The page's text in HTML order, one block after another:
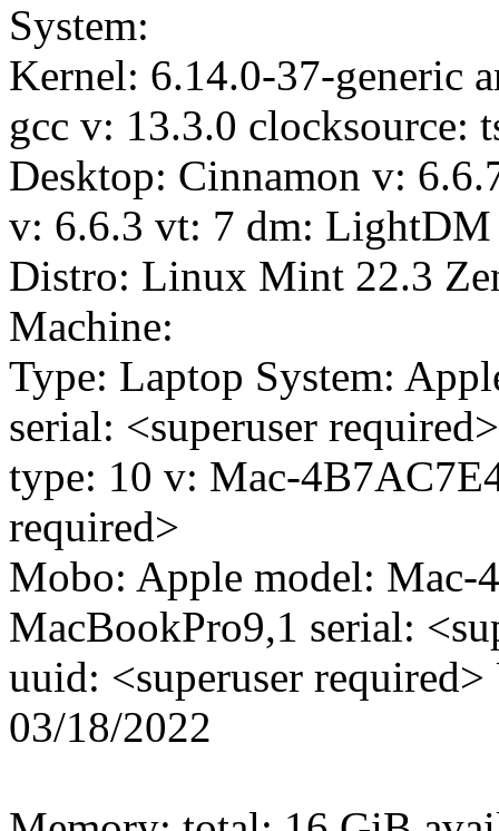
System:
Kernel: 6.14.0-37-generic
gcc v: 13.3.0 clocksource:
Desktop: Cinnamon v:
v: 6.6.3 vt: 7 dm:
Distro: Linux Mint 22.3
Machine:
Type: Laptop System:
serial: <superuser
type: 10 v: Mac-
required>
Mobo: Apple model: Mac-
MacBookPro9,1 serial:
uuid: <superuser
03/18/2022